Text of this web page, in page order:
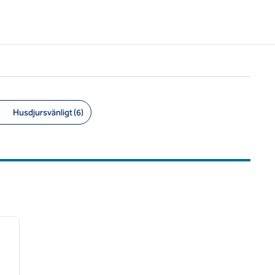
Husdjursvänligt (6)
nästa bild